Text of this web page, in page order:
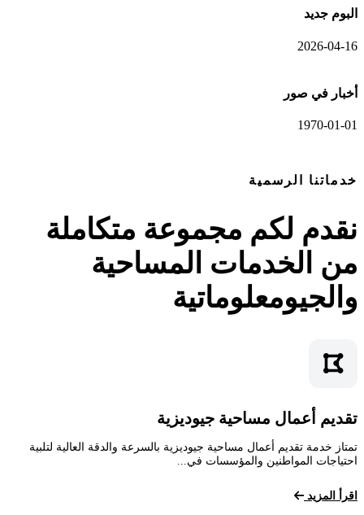
البوم جديد
2026-04-16
أخبار في صور
1970-01-01
خدماتنا الرسمية
نقدم لكم مجموعة متكاملة
من الخدمات المساحية
والجيومعلوماتية
تقديم أعمال مساحية جيوديزية
تمتاز خدمة تقديم أعمال مساحية جيوديزية بالسرعة والدقة العالية لتلبية
احتياجات المواطنين والمؤسسات في...
اقرأ المزيد